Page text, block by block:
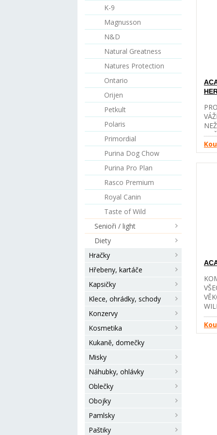
K-9
Magnusson
N&D
Natural Greatness
Natures Protection
Ontario
Orijen
Petkult
Polaris
Primordial
Purina Dog Chow
Purina Pro Plan
Rasco Premium
Royal Canin
Taste of Wild
Senioři / light
Diety
Hračky
Hřebeny, kartáče
Kapsičky
Klece, ohrádky, schody
Konzervy
Kosmetika
Kukaně, domečky
Misky
Náhubky, ohlávky
Oblečky
Obojky
Pamlsky
Paštiky
S
(14